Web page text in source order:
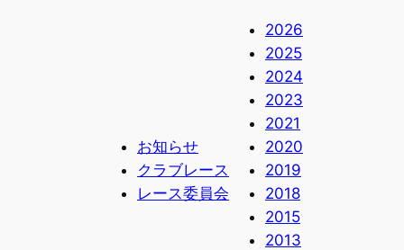
お知らせ
クラブレース
レース委員会
2026
2025
2024
2023
2021
2020
2019
2018
2015
2013